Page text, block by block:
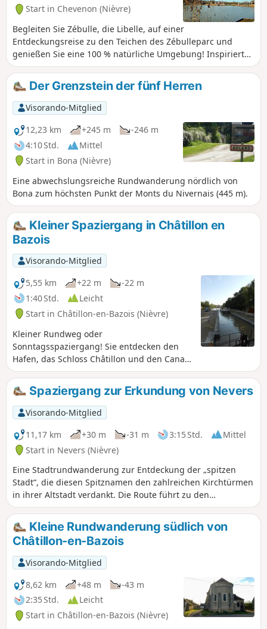
Start in Chevenon (Nièvre)
Begleiten Sie Zébulle, die Libelle, auf einer
Entdeckungsreise zu den Teichen des Zébulleparc und
genießen Sie eine 100 % natürliche Umgebung! Inspiriert
vom Thema Insekten bietet Ihnen der Ort alles, was Sie für
einen schönen Ausflug mit der Familie oder mit Freunden
brauchen: zwei Teiche, Spielgeräte für Groß und Klein,
Angeln, Mannschaftssportarten, Gastronomie,
Picknickplätze usw. Der Zébulleparc heißt Sie das ganze
Jahr über willkommen!
Der Grenzstein der fünf Herren
Visorando-Mitglied
12,23 km
+245 m
-246 m
4:10 Std.
Mittel
Start in Bona (Nièvre)
Eine abwechslungsreiche Rundwanderung nördlich von
Bona zum höchsten Punkt der Monts du Nivernais (445 m).
Kleiner Spaziergang in Châtillon en
Bazois
Visorando-Mitglied
5,55 km
+22 m
-22 m
1:40 Std.
Leicht
Start in Châtillon-en-Bazois (Nièvre)
Kleiner Rundweg oder
Sonntagsspaziergang! Sie entdecken den
Hafen, das Schloss Châtillon und den Canal
du Nivernais, der für Bootsfahrten sehr
beliebt ist.
Spaziergang zur Erkundung von Nevers
Visorando-Mitglied
11,17 km
+30 m -31 m 3:15 Std.
Mittel
Start in Nevers (Nièvre)
Eine Stadtrundwanderung zur Entdeckung der „spitzen
Stadt“, die diesen Spitznamen den zahlreichen Kirchtürmen
in ihrer Altstadt verdankt. Die Route führt zu den
wichtigsten Sehenswürdigkeiten der Hauptstadt des
Nivernais, dem Herzogspalast, der Kathedrale, den
Einkaufsstraßen, der Porte du Croux, aber auch zu
zahlreichen von alten Häusern gesäumten Straßen, Parks
und dem Port de Jonction.
Kleine Rundwanderung südlich von
Châtillon-en-Bazois
Visorando-Mitglied
8,62 km
+48 m
-43 m
2:35 Std.
Leicht
Start in Châtillon-en-Bazois (Nièvre)